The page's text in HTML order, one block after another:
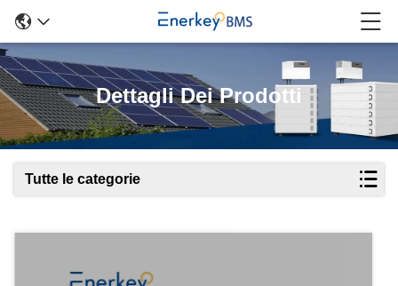
Dettagli Dei Prodotti
Tutte le categorie